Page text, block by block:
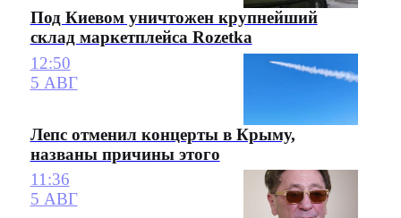
Под Киевом уничтожен крупнейший
склад маркетплейса Rozetka
12:50
5 АВГ
Лепс отменил концерты в Крыму,
названы причины этого
11:36
5 АВГ